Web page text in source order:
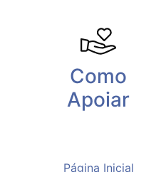
Como
Apoiar
Página Inicial